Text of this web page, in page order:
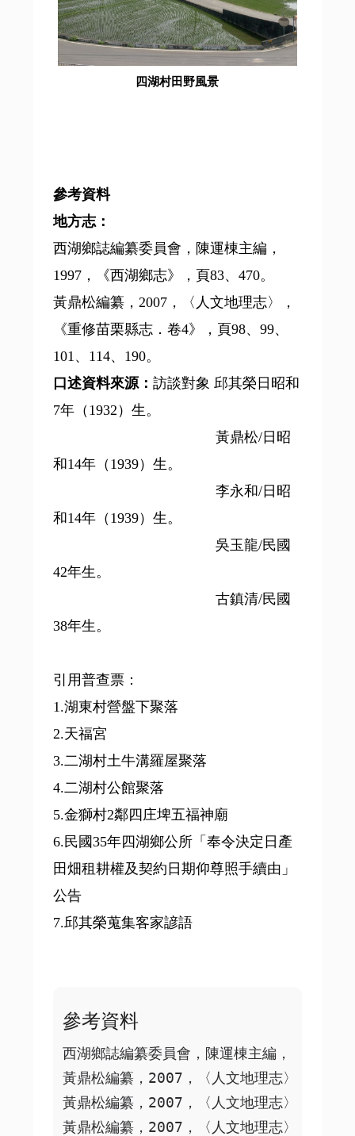
四湖村田野風景
參考資料
地方志：
西湖鄉誌編纂委員會，陳運棟主編，
1997，《西湖鄉志》，頁83、470。
黃鼎松編纂，2007，〈人文地理志〉，
《重修苗栗縣志．卷4》，頁98、99、
101、114、190。
口述資料來源： 訪談對象 邱其榮日昭和
7年（1932）生。
黃鼎松/日昭
和14年（1939）生。
李永和/日昭
和14年（1939）生。
吳玉龍/民國
42年生。
古鎮清/民國
38年生。
引用普查票：
1.湖東村營盤下聚落
2.天福宮
3.二湖村土牛溝羅屋聚落
4.二湖村公館聚落
5.金獅村2鄰四庄埤五福神廟
6.民國35年四湖鄉公所「奉令決定日產
田畑租耕權及契約日期仰尊照手續由」
公告
7.邱其榮蒐集客家諺語
參考資料
西湖鄉誌編纂委員會，陳運棟主編， 1997，
黃鼎松編纂，2007，〈人文地理志〉，《重
黃鼎松編纂，2007，〈人文地理志〉，《重
黃鼎松編纂，2007，〈人文地理志〉，《重